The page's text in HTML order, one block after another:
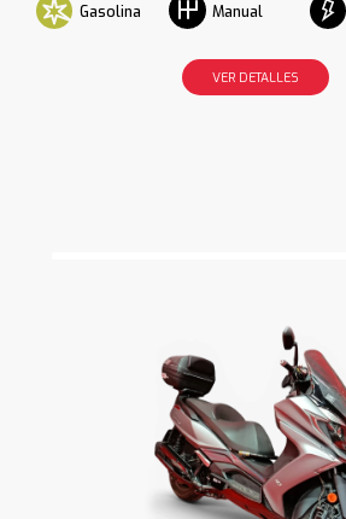
Gasolina Manual
VER DETALLES